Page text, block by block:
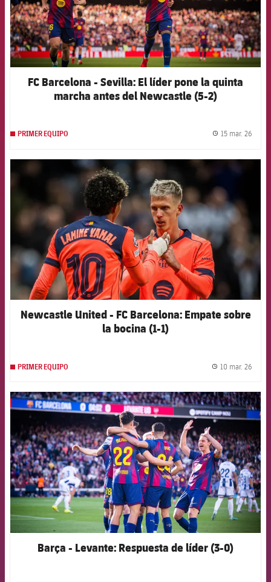
FC Barcelona - Sevilla: El líder pone la quinta
marcha antes del Newcastle (5-2)
PRIMER EQUIPO 15 mar. 26
FCB Barcelona badge
Newcastle United - FC Barcelona: Empate sobre
la bocina (1-1)
PRIMER EQUIPO 10 mar. 26
FCB Barcelona badge
Barça - Levante: Respuesta de líder (3-0)